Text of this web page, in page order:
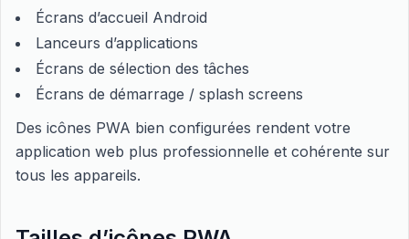
Écrans d’accueil Android
Lanceurs d’applications
Écrans de sélection des tâches
Écrans de démarrage / splash screens
Des icônes PWA bien configurées rendent votre
application web plus professionnelle et cohérente sur
tous les appareils.